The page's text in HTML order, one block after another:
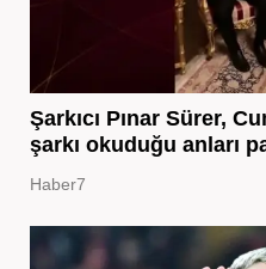
Şarkıcı Pınar Sürer,
şarkı okuduğu anları
Haber7